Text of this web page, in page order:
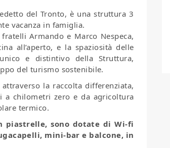
del Tronto, è una struttura 3
vacanza in famiglia.
Armando e Marco Nespeca,
all’aperto, e la spaziosità delle
e distintivo della Struttura,
del turismo sostenibile.
la raccolta differenziata,
a chilometri zero e da agricoltura
termico.
piastrelle, sono dotate di Wi-fi
mini-bar e balcone, in